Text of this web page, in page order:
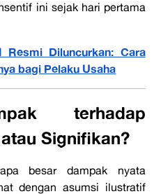
ini sejak hari pertama
Resmi Diluncurkan: Cara
bagi Pelaku Usaha
terhadap
Signifikan?
besar dampak nyata
dengan asumsi ilustratif